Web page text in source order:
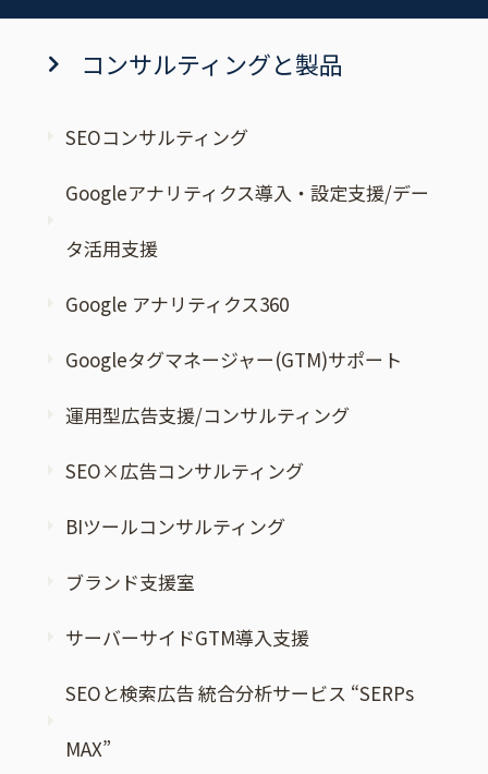
コンサルティングと製品
SEOコンサルティング
Googleアナリティクス導入・設定支援/デー
タ活用支援
Google アナリティクス360
Googleタグマネージャー(GTM)サポート
運用型広告支援/コンサルティング
SEO×広告コンサルティング
BIツールコンサルティング
ブランド支援室
サーバーサイドGTM導入支援
SEOと検索広告 統合分析サービス “SERPs
MAX”